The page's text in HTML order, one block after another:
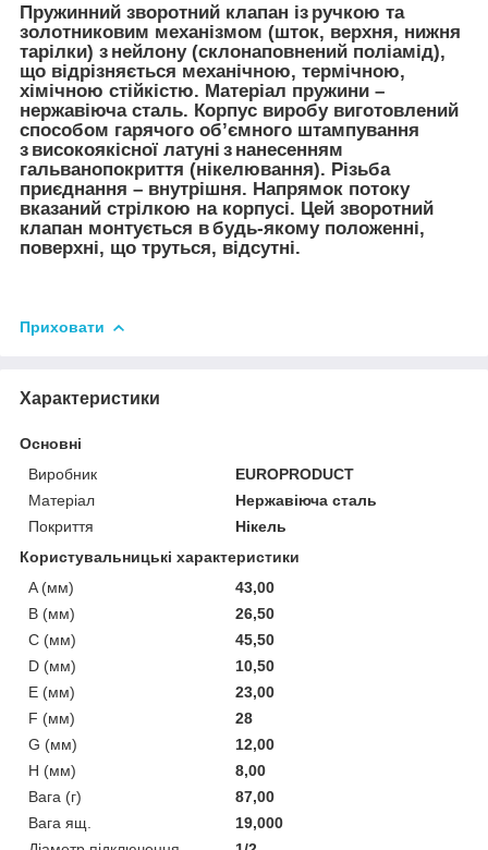
Пружинний зворотний клапан із ручкою та
золотниковим механізмом (шток, верхня, нижня
тарілки) з нейлону (склонаповнений поліамід),
що відрізняється механічною, термічною,
хімічною стійкістю. Матеріал пружини –
нержавіюча сталь. Корпус виробу виготовлений
способом гарячого об’ємного штампування
з високоякісної латуні з нанесенням
гальванопокриття (нікелювання). Різьба
приєднання – внутрішня. Напрямок потоку
вказаний стрілкою на корпусі. Цей зворотний
клапан монтується в будь-якому положенні,
поверхні, що труться, відсутні.
Приховати
Характеристики
Основні
Виробник
EUROPRODUCT
Матеріал
Нержавіюча сталь
Покриття
Нікель
Користувальницькі характеристики
A (мм)
43,00
B (мм)
26,50
C (мм)
45,50
D (мм)
10,50
E (мм)
23,00
F (мм)
28
G (мм)
12,00
H (мм)
8,00
Вага (г)
87,00
Вага ящ.
19,000